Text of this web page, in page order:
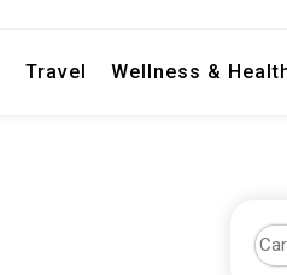
Travel Wellness &